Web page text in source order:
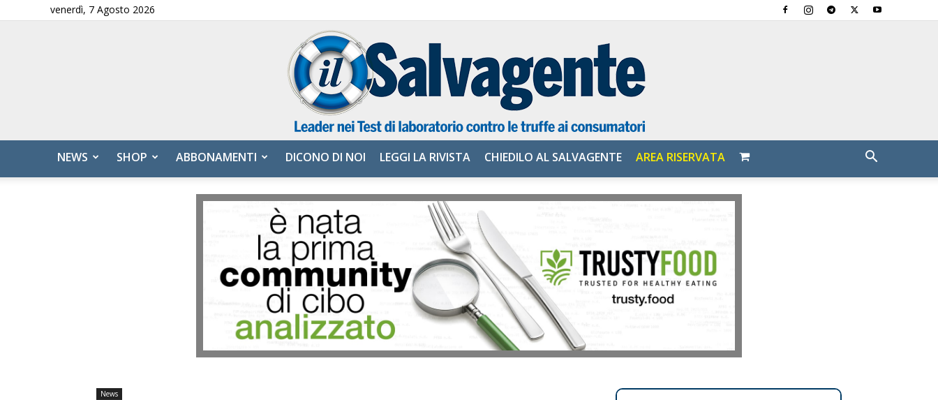
venerdì, 7 Agosto 2026
Salvagente
NEWS SHOP ABBONAMENTI DICONO DI NOI LEGGI LA RIVISTA CHIEDILO AL SALVAGENTE AREA RISERVATA
News